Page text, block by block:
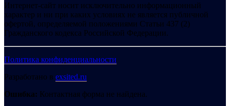
Интернет-сайт носит исключительно информационный
характер и ни при каких условиях не является публичной
офертой, определяемой положениями Статьи 437 (2)
Гражданского кодекса Российской Федерации.
Политика конфиденциальности
Разработано в exsited.ru
Ошибка: Контактная форма не найдена.